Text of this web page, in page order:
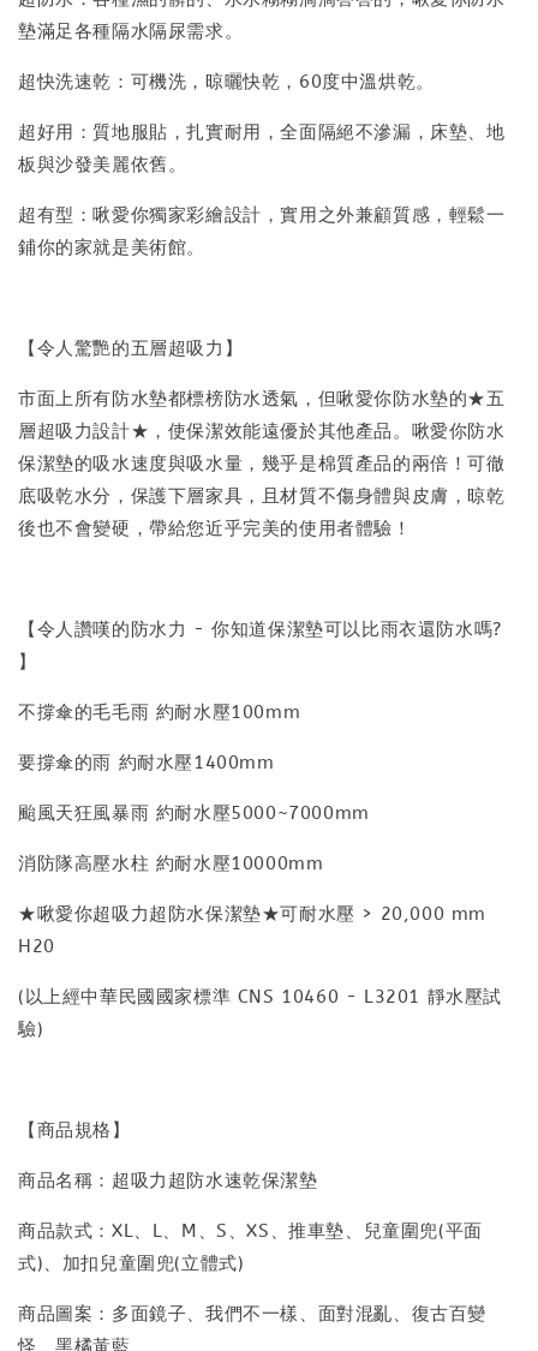
墊滿足各種隔水隔尿需求。
超快洗速乾：可機洗，晾曬快乾，60度中溫烘乾。
超好用：質地服貼，扎實耐用，全面隔絕不滲漏，床墊、地
板與沙發美麗依舊。
超有型：啾愛你獨家彩繪設計，實用之外兼顧質感，輕鬆一
鋪你的家就是美術館。
【令人驚艷的五層超吸力】
市面上所有防水墊都標榜防水透氣，但啾愛你防水墊的★五
層超吸力設計★，使保潔效能遠優於其他產品。啾愛你防水
保潔墊的吸水速度與吸水量，幾乎是棉質產品的兩倍！可徹
底吸乾水分，保護下層家具，且材質不傷身體與皮膚，晾乾
後也不會變硬，帶給您近乎完美的使用者體驗！
【令人讚嘆的防水力 - 你知道保潔墊可以比雨衣還防水嗎?
】
不撐傘的毛毛雨 約耐水壓100mm
要撐傘的雨 約耐水壓1400mm
颱風天狂風暴雨 約耐水壓5000~7000mm
消防隊高壓水柱 約耐水壓10000mm
★啾愛你超吸力超防水保潔墊★可耐水壓 > 20,000 mm
H20
(以上經中華民國國家標準 CNS 10460 - L3201 靜水壓試
驗)
【商品規格】
商品名稱：超吸力超防水速乾保潔墊
商品款式：XL、L、M、S、XS、推車墊、兒童圍兜(平面
式)、加扣兒童圍兜(立體式)
商品圖案：多面鏡子、我們不一樣、面對混亂、復古百變
怪、黑橘黃藍